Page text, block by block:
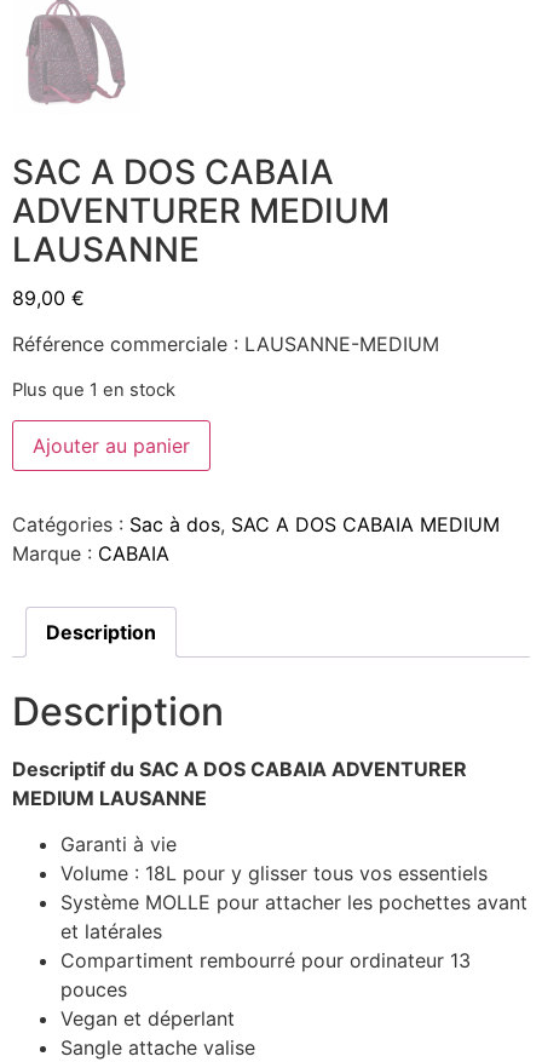
SAC A DOS CABAIA
ADVENTURER MEDIUM
LAUSANNE
89,00 €
Référence commerciale : LAUSANNE-MEDIUM
Plus que 1 en stock
Ajouter au panier
Catégories : Sac à dos, SAC A DOS CABAIA MEDIUM
Marque : CABAIA
Description
Description
Descriptif du SAC A DOS CABAIA ADVENTURER
MEDIUM LAUSANNE
Garanti à vie
Volume : 18L pour y glisser tous vos essentiels
Système MOLLE pour attacher les pochettes avant
et latérales
Compartiment rembourré pour ordinateur 13
pouces
Vegan et déperlant
Sangle attache valise